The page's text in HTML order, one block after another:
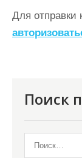
ц
и
Для отправки
Поиск